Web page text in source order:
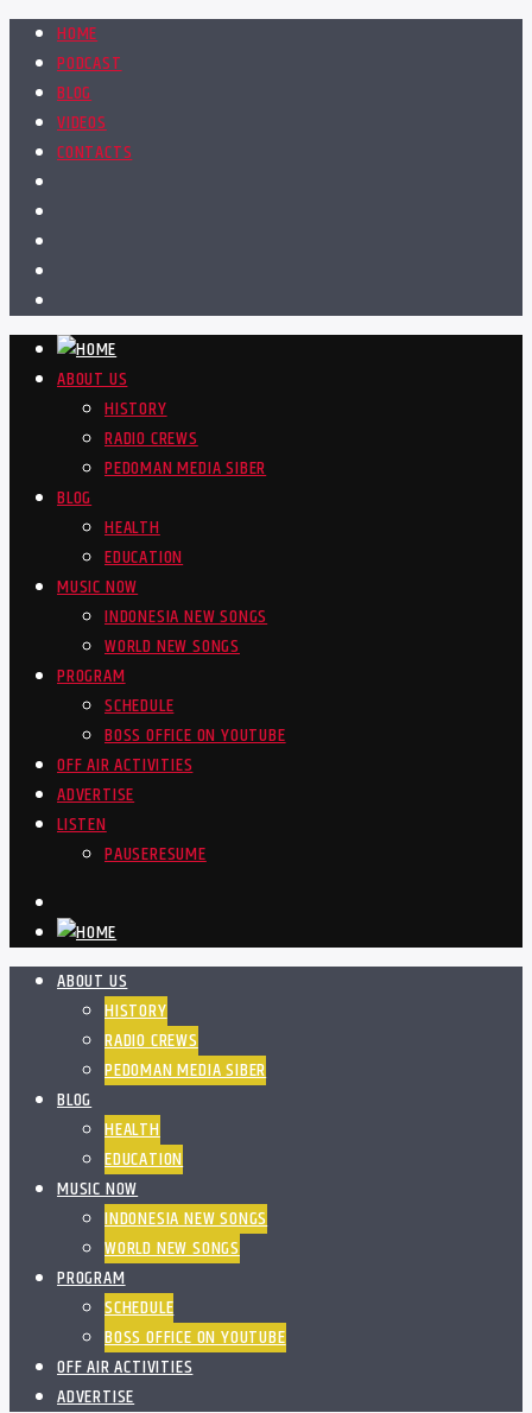
HOME
PODCAST
BLOG
VIDEOS
CONTACTS
ABOUT US
HISTORY
RADIO CREWS
PEDOMAN MEDIA SIBER
BLOG
HEALTH
EDUCATION
MUSIC NOW
INDONESIA NEW SONGS
WORLD NEW SONGS
PROGRAM
SCHEDULE
BOSS OFFICE ON YOUTUBE
OFF AIR ACTIVITIES
ADVERTISE
LISTEN
PAUSERESUME
ABOUT US
HISTORY
RADIO CREWS
PEDOMAN MEDIA SIBER
BLOG
HEALTH
EDUCATION
MUSIC NOW
INDONESIA NEW SONGS
WORLD NEW SONGS
PROGRAM
SCHEDULE
BOSS OFFICE ON YOUTUBE
OFF AIR ACTIVITIES
ADVERTISE